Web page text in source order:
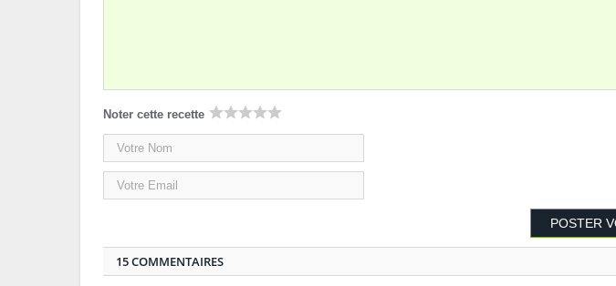
Noter cette recette
15 COMMENTAIRES